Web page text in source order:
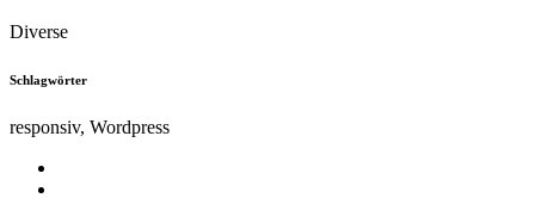
Diverse
Schlagwörter
responsiv, Wordpress